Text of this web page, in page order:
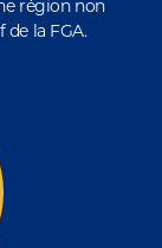
région non
la FGA.